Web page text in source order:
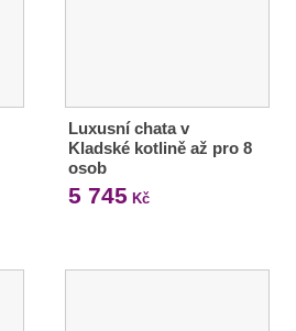
Luxusní chata v
Kladské kotlině až pro 8
osob
5 745 Kč